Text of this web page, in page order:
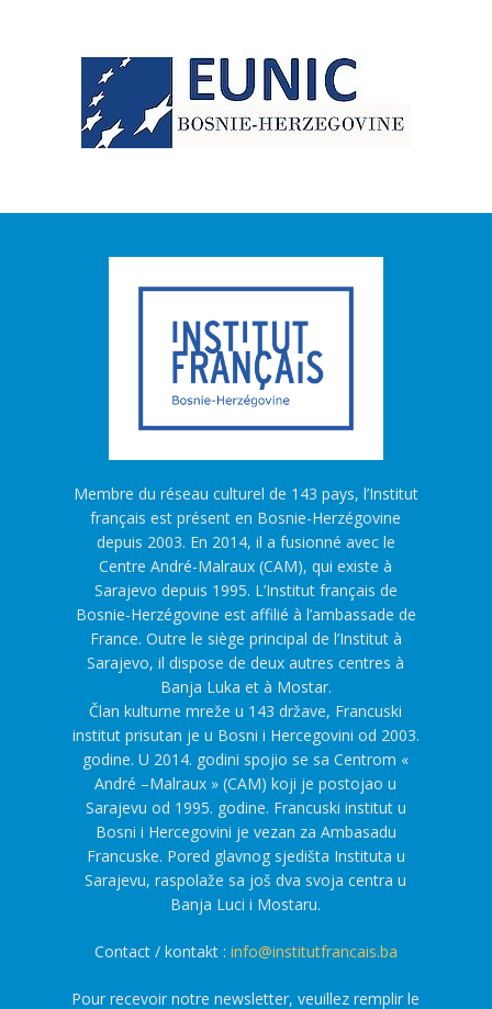
Membre du réseau culturel de 143 pays, l’Institut
français est présent en Bosnie-Herzégovine
depuis 2003. En 2014, il a fusionné avec le
Centre André-Malraux (CAM), qui existe à
Sarajevo depuis 1995. L’Institut français de
Bosnie-Herzégovine est affilié à l’ambassade de
France. Outre le siège principal de l’Institut à
Sarajevo, il dispose de deux autres centres à
Banja Luka et à Mostar.
Član kulturne mreže u 143 države, Francuski
institut prisutan je u Bosni i Hercegovini od 2003.
godine. U 2014. godini spojio se sa Centrom «
André –Malraux » (CAM) koji je postojao u
Sarajevu od 1995. godine. Francuski institut u
Bosni i Hercegovini je vezan za Ambasadu
Francuske. Pored glavnog sjedišta Instituta u
Sarajevu, raspolaže sa još dva svoja centra u
Banja Luci i Mostaru.
Contact / kontakt : info@institutfrancais.ba
Pour recevoir notre newsletter, veuillez remplir le